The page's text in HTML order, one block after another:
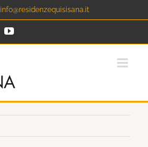
info@residenzequisisana.it
YouTube